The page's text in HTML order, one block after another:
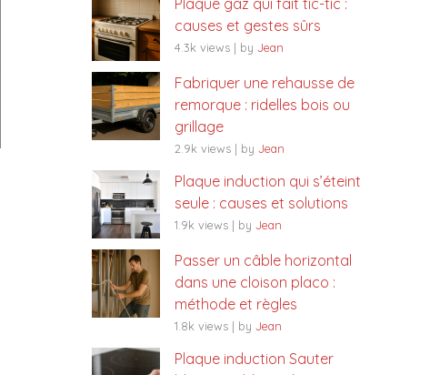
Plaque gaz qui fait tic-tic :
causes et gestes sûrs
4.3k views | by Jean
Fabriquer une rehausse de
remorque : ridelles bois ou
grillage
2.9k views | by Jean
Plaque induction qui s’éteint
seule : causes et solutions
1.9k views | by Jean
Passer un câble horizontal
dans une cloison placo :
méthode et règles
1.8k views | by Jean
Plaque induction Sauter